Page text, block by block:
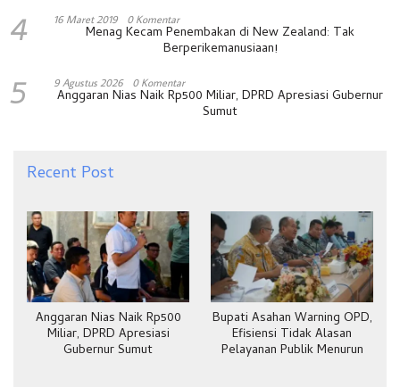
4 16 Maret 2019 0 Komentar
Menag Kecam Penembakan di New Zealand: Tak
Berperikemanusiaan!
5 9 Agustus 2026 0 Komentar
Anggaran Nias Naik Rp500 Miliar, DPRD Apresiasi Gubernur
Sumut
Recent Post
Anggaran Nias Naik Rp500
Miliar, DPRD Apresiasi
Gubernur Sumut
Bupati Asahan Warning OPD,
Efisiensi Tidak Alasan
Pelayanan Publik Menurun